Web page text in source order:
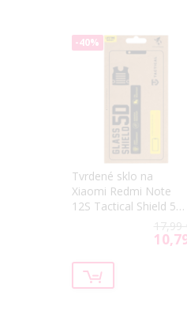
-40%
Tvrdené sklo na
Xiaomi Redmi Note
12S Tactical Shield 5D
celotvárové čierne17,99
Special